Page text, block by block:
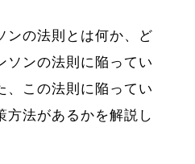
ンの法則とは何か、ど
ソンの法則に陥ってい
、この法則に陥ってい
方法があるかを解説し